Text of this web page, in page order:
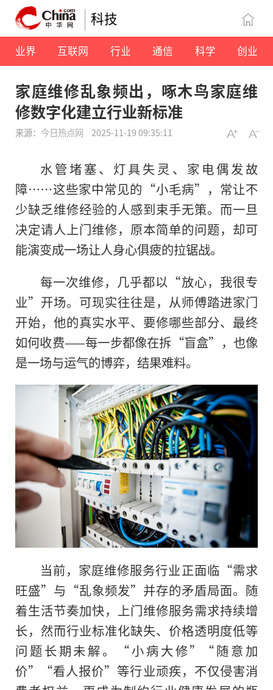
科技
业界 互联网 行业 通信 科学 创业
家庭维修乱象频出，啄木鸟家庭维
修数字化建立行业新标准
来源： 今日热点网 2025-11-19 09:35:11
水管堵塞、灯具失灵、家电偶发故
障……这些家中常见的“小毛病”，常让不
少缺乏维修经验的人感到束手无策。而一旦
决定请人上门维修，原本简单的问题，却可
能演变成一场让人身心俱疲的拉锯战。
每一次维修，几乎都以“放心，我很专
业”开场。可现实往往是，从师傅踏进家门
开始，他的真实水平、要修哪些部分、最终
如何收费——每一步都像在拆“盲盒”，也像
是一场与运气的博弈，结果难料。
当前，家庭维修服务行业正面临“需求
旺盛”与“乱象频发”并存的矛盾局面。随
着生活节奏加快，上门维修服务需求持续增
长，然而行业标准化缺失、价格透明度低等
问题长期未解。“小病大修”“随意加
价”“看人报价”等行业顽疾，不仅侵害消